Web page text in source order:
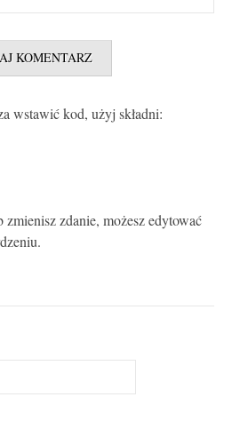
wstawić kod, użyj składni:
zdanie, możesz edytować